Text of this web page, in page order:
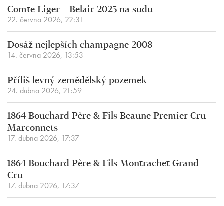
Comte Liger – Belair 2025 na sudu
22. června 2026, 22:31
Dosáž nejlepších champagne 2008
14. června 2026, 13:53
Příliš levný zemědělský pozemek
24. dubna 2026, 21:59
1864 Bouchard Père & Fils Beaune Premier Cru
Marconnets
17. dubna 2026, 17:37
1864 Bouchard Père & Fils Montrachet Grand
Cru
17. dubna 2026, 17:37